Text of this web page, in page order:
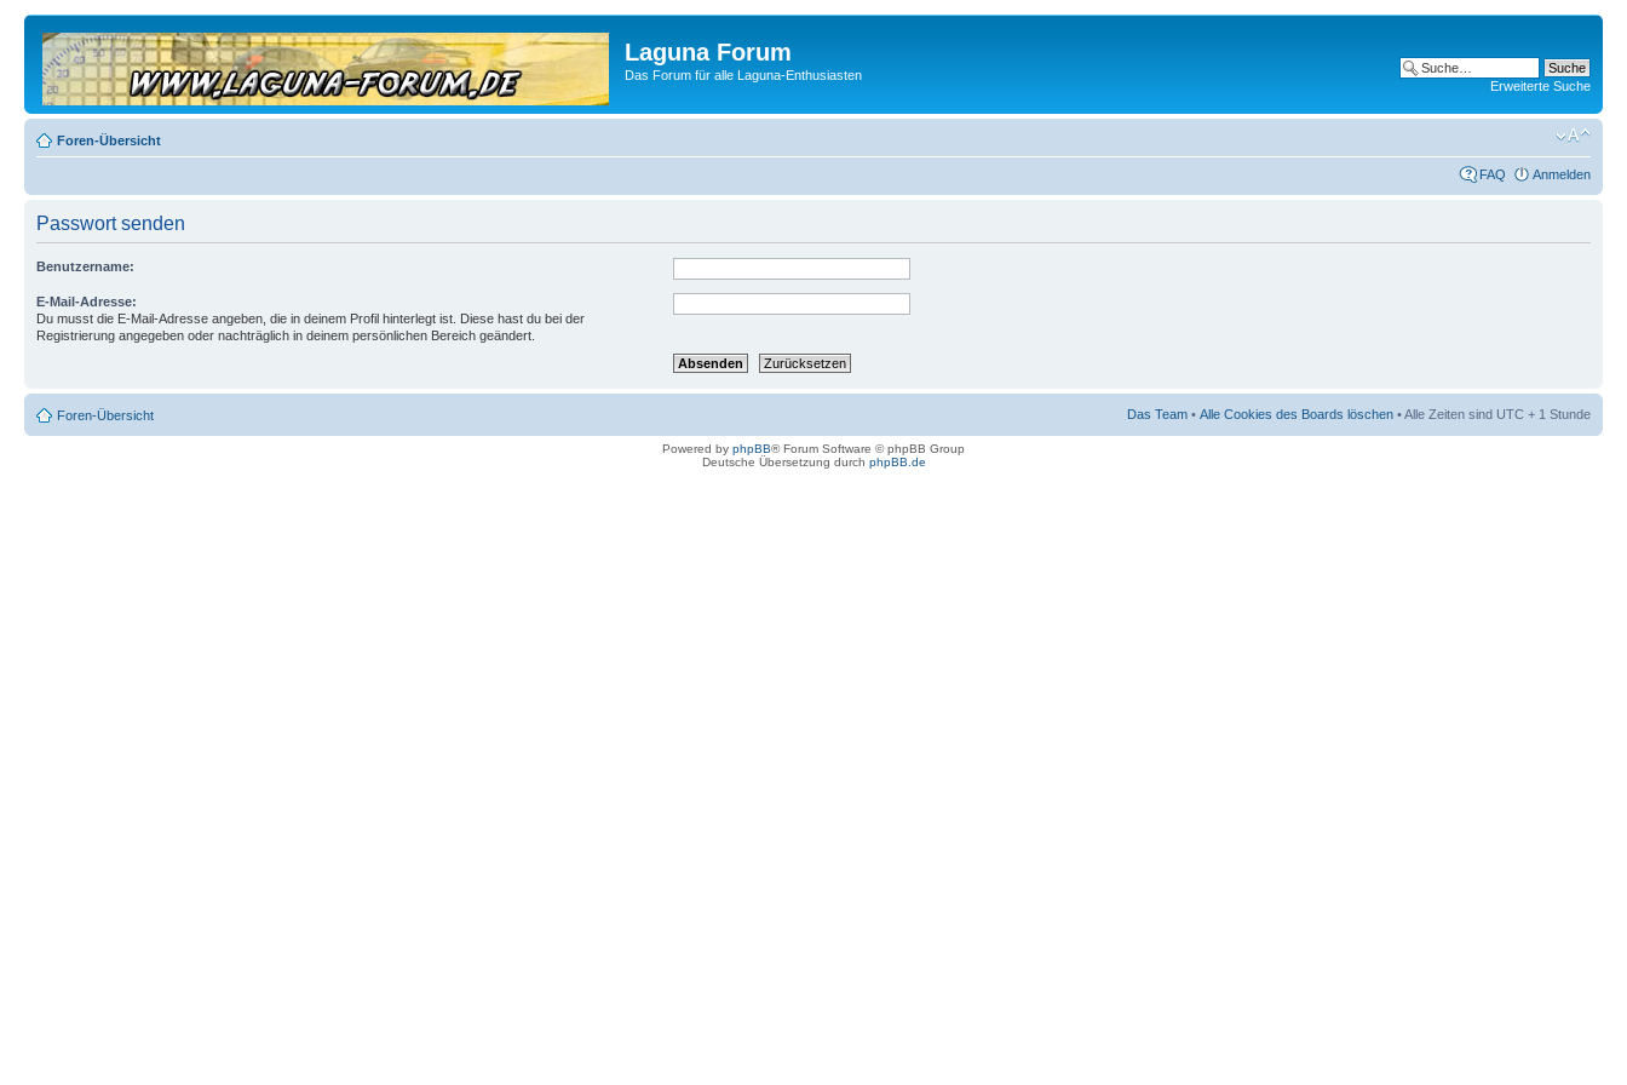
Laguna Forum
Das Forum für alle Laguna-Enthusiasten
Erweiterte Suche
Foren-Übersicht
FAQ Anmelden
Passwort senden
Benutzername:
E-Mail-Adresse:
Du musst die E-Mail-Adresse angeben, die in deinem Profil hinterlegt ist. Diese hast du bei der
Registrierung angegeben oder nachträglich in deinem persönlichen Bereich geändert.
Foren-Übersicht Das Team • Alle Cookies des Boards löschen • Alle Zeiten sind UTC + 1 Stunde
Powered by phpBB® Forum Software © phpBB Group
Deutsche Übersetzung durch phpBB.de